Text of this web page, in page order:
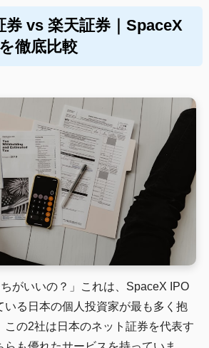
券 vs 楽天証券｜SpaceX
徹底比較
ちがいいの？」これは、SpaceX IPO
いる日本の個人投資家が最も多く抱
この2社は日本のネット証券を代表す